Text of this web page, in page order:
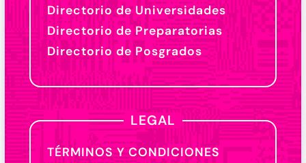
Directorio de Universidades
Directorio de Preparatorias
Directorio de Posgrados
LEGAL
TÉRMINOS Y CONDICIONES